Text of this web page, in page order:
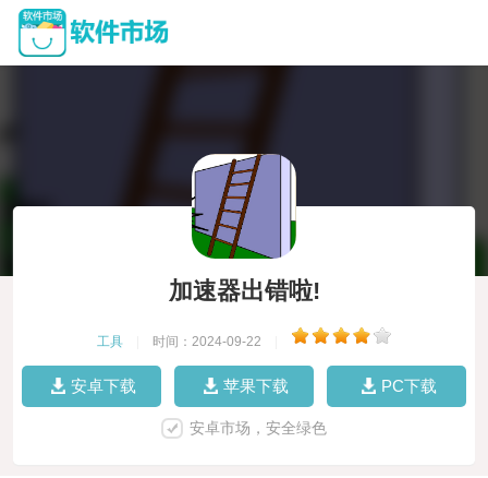
加速器出错啦!
工具 时间：2024-09-22
安卓下载 苹果下载 PC下载
安卓市场，安全绿色